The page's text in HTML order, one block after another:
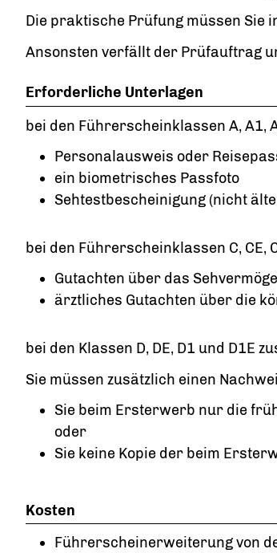
Die praktische Prüfung müssen Sie
Ansonsten verfällt der Prüfauftrag
Erforderliche Unterlagen
bei den Führerscheinklassen A, A1,
Personalausweis oder
ein biometrisches Passfoto
Sehtestbescheinigung (nicht
bei den Führerscheinklassen C, CE,
Gutachten über das
ärztliches Gutachten über die
bei den Klassen D, DE, D1 und D1E
Sie müssen zusätzlich einen
Sie beim Ersterwerb nur die
oder
Sie keine Kopie der beim
Kosten
Führerscheinerweiterung von